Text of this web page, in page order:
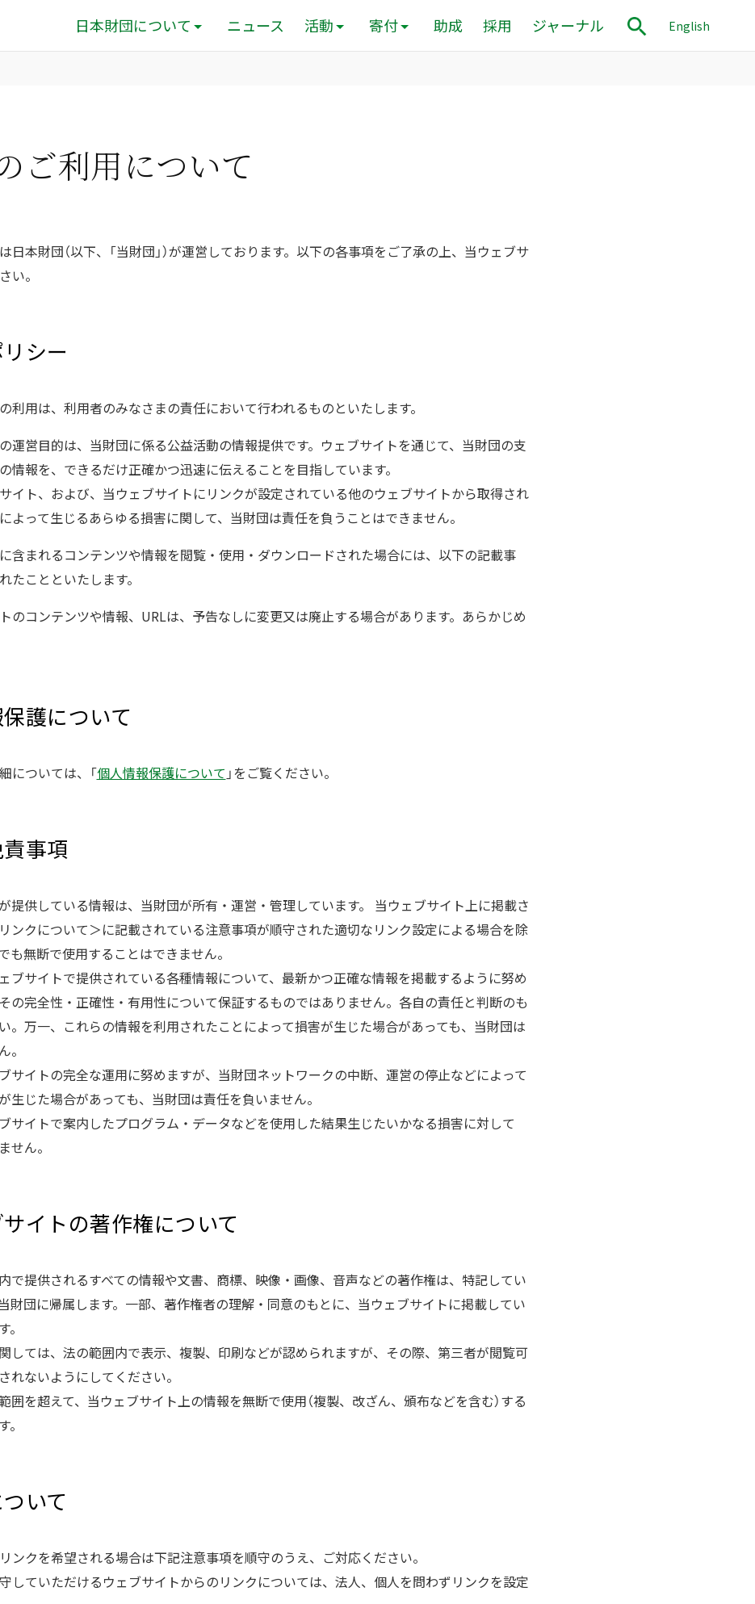
日本財団について ニュース 活動 寄付 助成 採用 ジャーナル English
ご利用について
日本財団（以下、「当財団」）が運営しております。以下の各事項をご了承の上、当ウェブサ
い。
シー
利用は、利用者のみなさまの責任において行われるものといたします。
運営目的は、当財団に係る公益活動の情報提供です。ウェブサイトを通じて、当財団の支
情報を、できるだけ正確かつ迅速に伝えることを目指しています。
イト、および、当ウェブサイトにリンクが設定されている他のウェブサイトから取得され
よって生じるあらゆる損害に関して、当財団は責任を負うことはできません。
含まれるコンテンツや情報を閲覧・使用・ダウンロードされた場合には、以下の記載事
たことといたします。
のコンテンツや情報、URLは、予告なしに変更又は廃止する場合があります。あらかじめ
護について
については、「個人情報保護について 」をご覧ください。
事項
提供している情報は、当財団が所有・運営・管理しています。 当ウェブサイト上に掲載さ
ンクについて＞に記載されている注意事項が順守された適切なリンク設定による場合を除
も無断で使用することはできません。
ブサイトで提供されている各種情報について、最新かつ正確な情報を掲載するように努め
の完全性・正確性・有用性について保証するものではありません。各自の責任と判断のも
。万一、これらの情報を利用されたことによって損害が生じた場合があっても、当財団は
。
サイトの完全な運用に努めますが、当財団ネットワークの中断、運営の停止などによって
生じた場合があっても、当財団は責任を負いません。
サイトで案内したプログラム・データなどを使用した結果生じたいかなる損害に対して
せん。
イトの著作権について
で提供されるすべての情報や文書、商標、映像・画像、音声などの著作権は、特記してい
財団に帰属します。一部、著作権者の理解・同意のもとに、当ウェブサイトに掲載してい
しては、法の範囲内で表示、複製、印刷などが認められますが、その際、第三者が閲覧可
れないようにしてください。
囲を超えて、当ウェブサイト上の情報を無断で使用（複製、改ざん、頒布などを含む）する
いて
ンクを希望される場合は下記注意事項を順守のうえ、ご対応ください。
していただけるウェブサイトからのリンクについては、法人、個人を問わずリンクを設定